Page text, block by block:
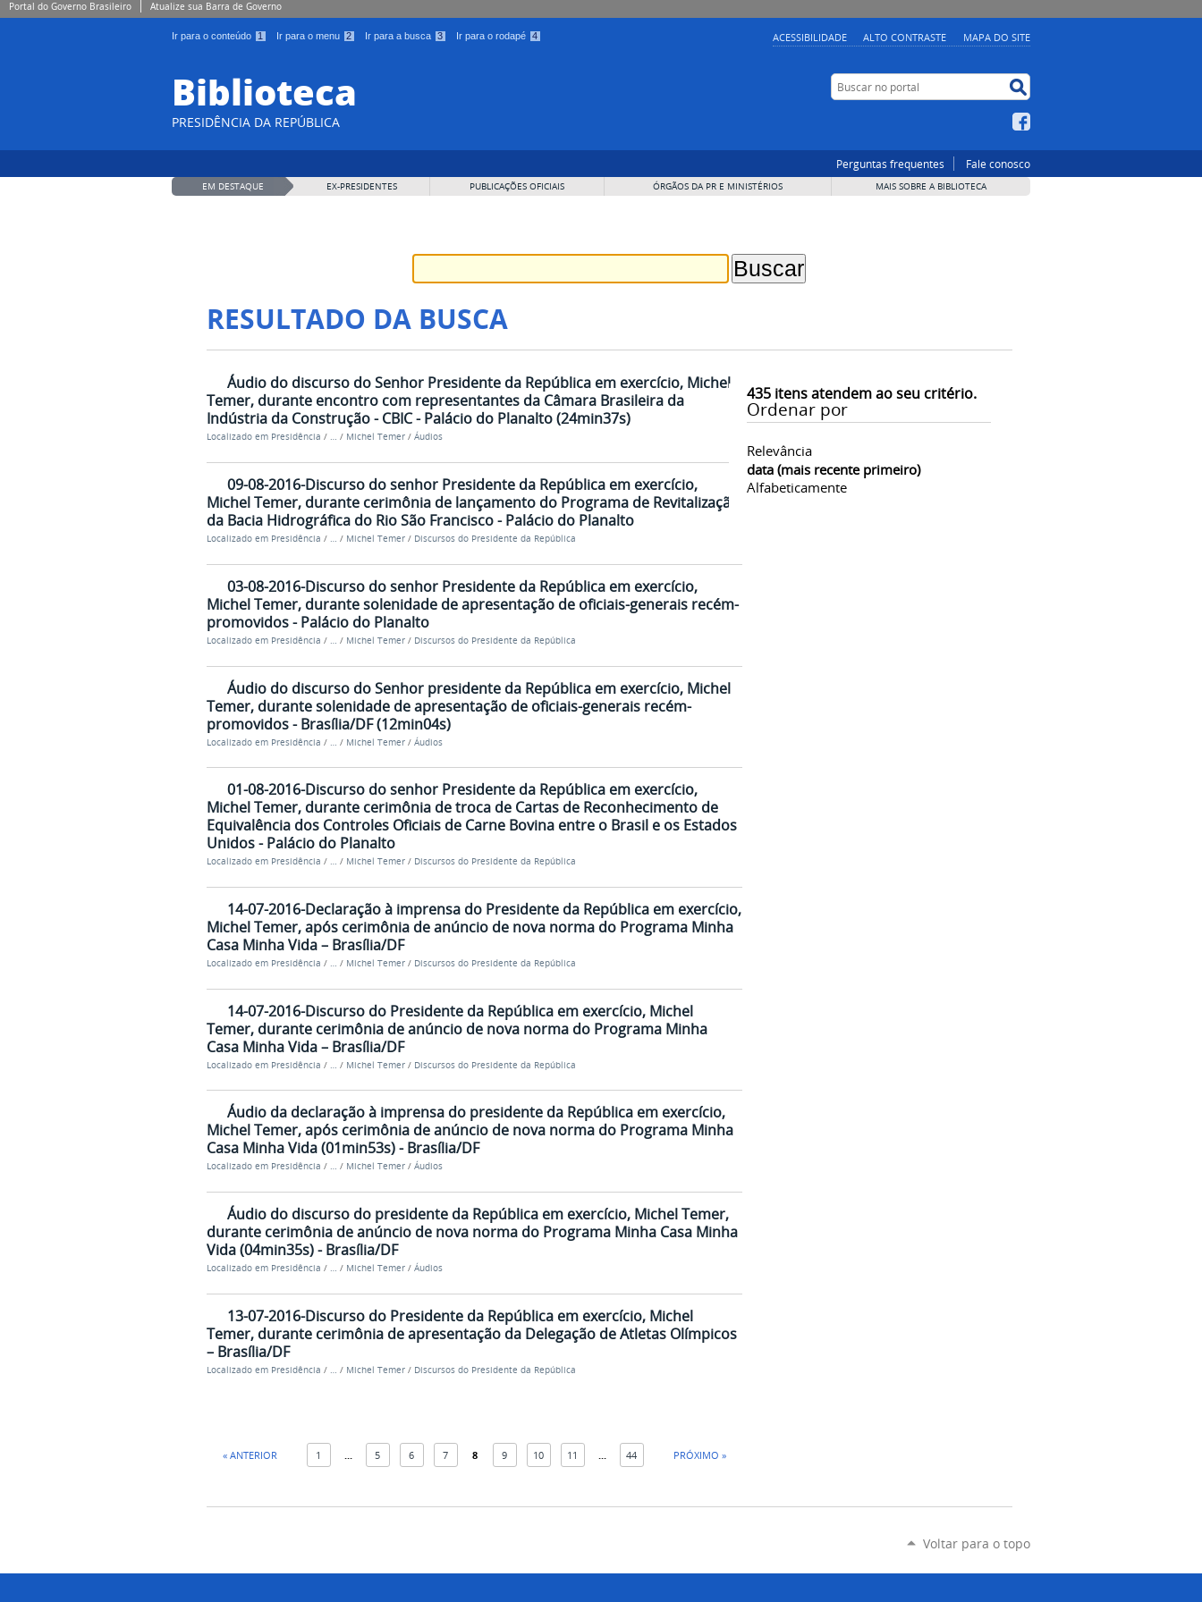
Portal do Governo Brasileiro Atualize sua Barra de Governo
Ir para o conteúdo 1 Ir para o menu 2 Ir para a busca 3 Ir para o rodapé 4 ACESSIBILIDADE ALTO CONTRASTE MAPA DO SITE
Biblioteca
PRESIDÊNCIA DA REPÚBLICA
Buscar no portal
Perguntas frequentes Fale conosco
EM DESTAQUE EX-PRESIDENTES PUBLICAÇÕES OFICIAIS ÓRGÃOS DA PR E MINISTÉRIOS MAIS SOBRE A BIBLIOTECA
RESULTADO DA BUSCA
435itens atendem ao seu critério.
Ordenar por
Relevância
data (mais recente primeiro)
Alfabeticamente
Áudio do discurso do Senhor Presidente da República em exercício, Michel
Temer, durante encontro com representantes da Câmara Brasileira da
Indústria da Construção - CBIC - Palácio do Planalto (24min37s)
Localizado em Presidência / … / Michel Temer / Áudios
09-08-2016-Discurso do senhor Presidente da República em exercício,
Michel Temer, durante cerimônia de lançamento do Programa de Revitalização
da Bacia Hidrográfica do Rio São Francisco - Palácio do Planalto
Localizado em Presidência / … / Michel Temer / Discursos do Presidente da República
03-08-2016-Discurso do senhor Presidente da República em exercício,
Michel Temer, durante solenidade de apresentação de oficiais-generais recém-
promovidos - Palácio do Planalto
Localizado em Presidência / … / Michel Temer / Discursos do Presidente da República
Áudio do discurso do Senhor presidente da República em exercício, Michel
Temer, durante solenidade de apresentação de oficiais-generais recém-
promovidos - Brasília/DF (12min04s)
Localizado em Presidência / / Michel Temer / Áudios
01-08-2016-Discurso do senhor Presidente da República em exercício,
Michel Temer, durante cerimônia de troca de Cartas de Reconhecimento de
Equivalência dos Controles Oficiais de Carne Bovina entre o Brasil e os Estados
Unidos - Palácio do Planalto
Localizado em Presidência / … / Michel Temer / Discursos do Presidente da República
14-07-2016-Declaração à imprensa do Presidente da República em exercício,
Michel Temer, após cerimônia de anúncio de nova norma do Programa Minha
Casa Minha Vida – Brasília/DF
Localizado em Presidência / … / Michel Temer / Discursos do Presidente da República
14-07-2016-Discurso do Presidente da República em exercício, Michel
Temer, durante cerimônia de anúncio de nova norma do Programa Minha
Casa Minha Vida – Brasília/DF
Localizado em Presidência / … / Michel Temer / Discursos do Presidente da República
Áudio da declaração à imprensa do presidente da República em exercício,
Michel Temer, após cerimônia de anúncio de nova norma do Programa Minha
Casa Minha Vida (01min53s) - Brasília/DF
Localizado em Presidência / … / Michel Temer / Áudios
Áudio do discurso do presidente da República em exercício, Michel Temer,
durante cerimônia de anúncio de nova norma do Programa Minha Casa Minha
Vida (04min35s) - Brasília/DF
Localizado em Presidência / … / Michel Temer / Áudios
13-07-2016-Discurso do Presidente da República em exercício, Michel
Temer, durante cerimônia de apresentação da Delegação de Atletas Olímpicos
– Brasília/DF
Localizado em Presidência / … / Michel Temer / Discursos do Presidente da República
« ANTERIOR 1 5 6 7 8 9 10 11 44 PRÓXIMO »
Voltar para o topo